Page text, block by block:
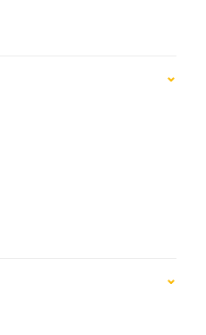
⌄
⌄